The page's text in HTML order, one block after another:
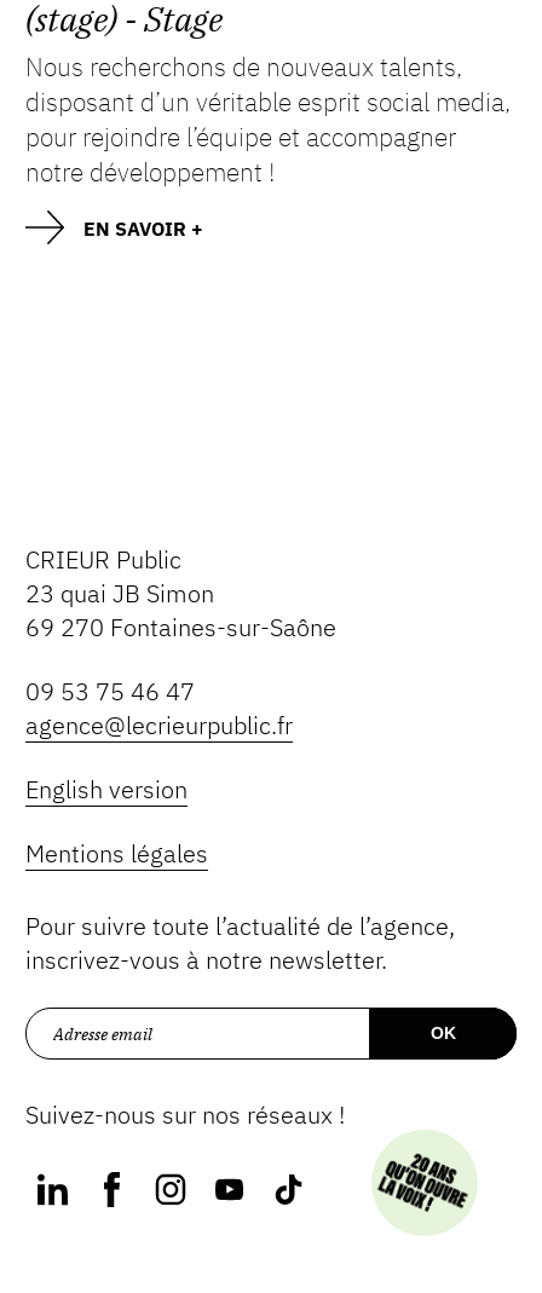
(stage) - Stage
Nous recherchons de nouveaux talents,
disposant d’un véritable esprit social media,
pour rejoindre l’équipe et accompagner
notre développement !
EN SAVOIR +
CRIEUR Public
23 quai JB Simon
69 270 Fontaines-sur-Saône
09 53 75 46 47
agence@lecrieurpublic.fr
English version
Mentions légales
Pour suivre toute l’actualité de l’agence,
inscrivez-vous à notre newsletter.
Suivez-nous sur nos réseaux !